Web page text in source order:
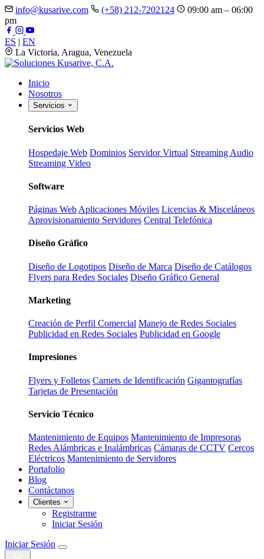
info@kusarive.com (+58) 212-7202124
09:00 am – 06:00
pm
ES | EN
La Victoria, Aragua, Venezuela
Inicio
Nosotros
Servicios
Servicios Web
Hospedaje Web Dominios Servidor Virtual Streaming Audio
Streaming Video
Software
Páginas Web Aplicaciones Móviles Licencias & Misceláneos
Aprovisionamiento Servidores Central Telefónica
Diseño Gráfico
Diseño de Logotipos Diseño de Marca Diseño de Catálogos
Flyers para Redes Sociales Diseño Gráfico General
Marketing
Creación de Perfil Comercial Manejo de Redes Sociales
Publicidad en Redes Sociales Publicidad en Google
Impresiones
Flyers y Folletos Carnets de Identificación Gigantografías
Tarjetas de Presentación
Servicio Técnico
Mantenimiento de Equipos Mantenimiento de Impresoras
Redes Alámbricas e Inalámbricas Cámaras de CCTV Cercos
Eléctricos Mantenimiento de Servidores
Portafolio
Blog
Contáctanos
Clientes
Registrarme
Iniciar Sesión
Iniciar Sesión